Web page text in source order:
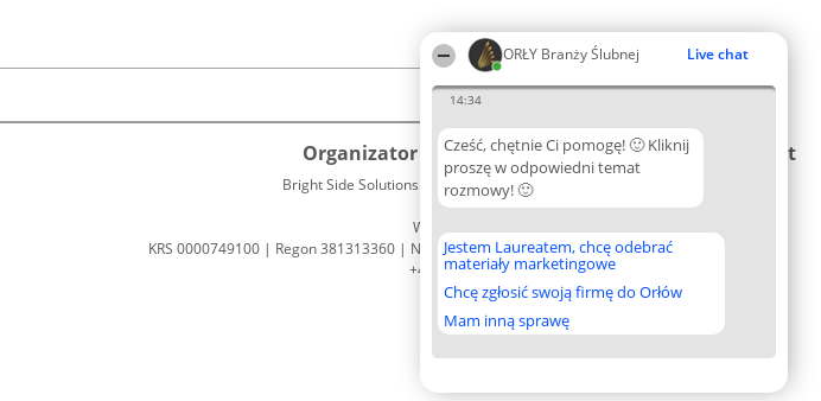
ORŁY Branży Ślubnej Live chat
14:34
Cześć, chętnie Ci pomogę! 🙂 Kliknij
proszę w odpowiedni temat
rozmowy! 🙂
Jestem Laureatem, chcę odebrać
materiały marketingowe
Chcę zgłosić swoją firmę do Orłów
Mam inną sprawę
Organizator plebiscytu
Bright Side Solutions sp. z o. o. sp. k.
ul. Ruska 22
Wrocław 50-079
KRS 0000749100 | Regon 381313360 | NIP 8943132676
+48 508 492 400
Plebiscyt
Lista
Laureatów
Zasady
Regulamin
Prywatności
Kontakt